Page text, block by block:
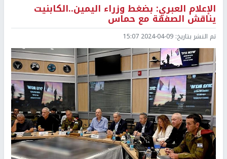
الإعلام العبري: بضغط وزراء اليمين..الكابنيت
يناقش الصفقة مع حماس
تم النشر بتاريخ: 2024-04-09 15:07